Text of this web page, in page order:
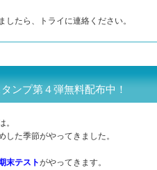
したら、トライに連絡ください。
ンプ第４弾無料配布中！
。
た季節がやってきました。
末テストがやってきます。